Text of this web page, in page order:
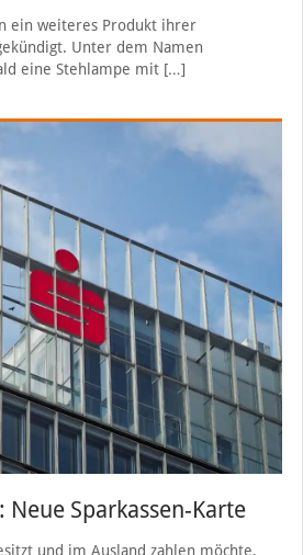
ein weiteres Produkt ihrer
Unter dem Namen
eine Stehlampe mit[…]
Neue Sparkassen-Karte
und im Ausland zahlen möchte,